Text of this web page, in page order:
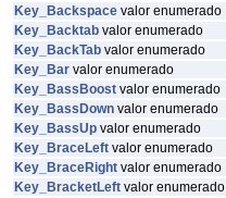
Key_Backspace valor enumerado
Key_Backtab valor enumerado
Key_BackTab valor enumerado
Key_Bar valor enumerado
Key_BassBoost valor enumerado
Key_BassDown valor enumerado
Key_BassUp valor enumerado
Key_BraceLeft valor enumerado
Key_BraceRight valor enumerado
Key_BracketLeft valor enumerado